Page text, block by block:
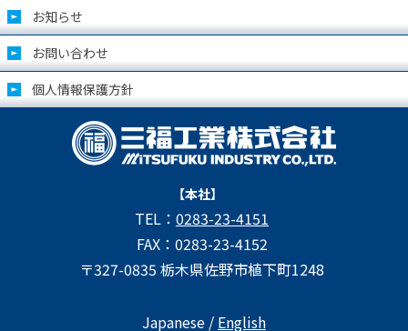
お知らせ
お問い合わせ
個人情報保護方針
【本社】
TEL： 0283-23-4151
FAX：0283-23-4152
〒327-0835 栃木県佐野市植下町1248
Japanese / English